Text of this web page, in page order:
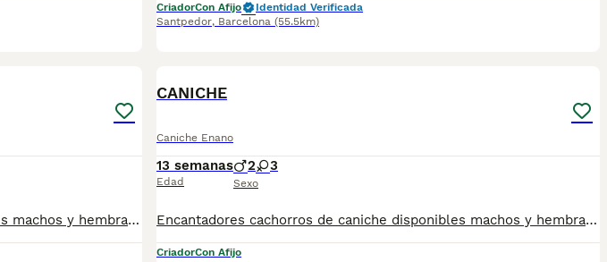
CriadorCon Afijo
Identidad Verificada
Santpedor, Barcelona (55.5km)
Encantadores cachorros de caniche disponibles machos y hembras. Se entregan con revision veterinaria ,vacunas correspondientes a su edad, microchip y garantias. Cachorros sanos y sociables y criados en un entorno familiar. Ven a visitarnos sin compromiso conoce nuestras instalaciones , y los papas de nuestros cachorros.
CANICHE
Caniche Enano
13 semanas
Edad
2 3
Sexo
Encantadores cachorros de caniche disponibles machos y hembras varios colores. Se entregan con revision veterinaria ,vacunas correspondientes a su edad, microchip y garantias. Cachorros sanos y sociables y criados en un entorno familiar. Ven a visitarnos sin compromiso conoce nuestras instalaciones , y los papas de nuestros cachorros.
CriadorCon Afijo